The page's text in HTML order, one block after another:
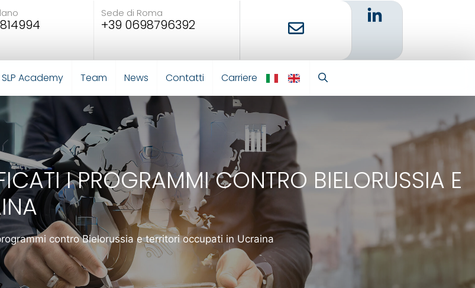
Sede di Roma
+39 0698796392
SLP Academy Team News Contatti
Carriere
I PROGRAMMI CONTRO BIELORUSSIA E
contro Bielorussia e territori occupati in Ucraina